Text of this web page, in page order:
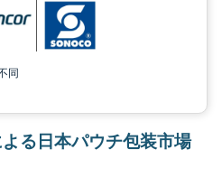
同
る日本パウチ包装市場